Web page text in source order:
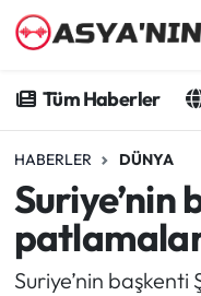
Tüm Haberler
HABERLER DÜNYA
Suriye’nin
Suriye’nin başkenti
Dünya
Ekonomi
Bilim - Teknoloji